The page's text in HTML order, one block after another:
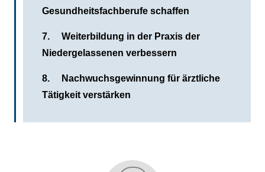
Gesundheitsfachberufe schaffen
7. Weiterbildung in der Praxis der
Niedergelassenen verbessern
8. Nachwuchsgewinnung für ärztliche
Tätigkeit verstärken